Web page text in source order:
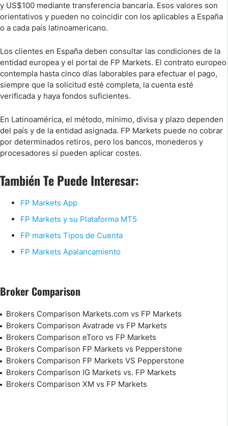
y US$100 mediante transferencia bancaria. Esos valores son
orientativos y pueden no coincidir con los aplicables a España
o a cada país latinoamericano.
Los clientes en España deben consultar las condiciones de la
entidad europea y el portal de FP Markets. El contrato europeo
contempla hasta cinco días laborables para efectuar el pago,
siempre que la solicitud esté completa, la cuenta esté
verificada y haya fondos suficientes.
En Latinoamérica, el método, mínimo, divisa y plazo dependen
del país y de la entidad asignada. FP Markets puede no cobrar
por determinados retiros, pero los bancos, monederos y
procesadores sí pueden aplicar costes.
También Te Puede Interesar:
FP Markets App
FP Markets y su Plataforma MT5
FP markets Tipos de Cuenta
FP Markets Apalancamiento
Broker Comparison
Brokers Comparison Markets.com vs FP Markets
Brokers Comparison Avatrade vs FP Markets
Brokers Comparison eToro vs FP Markets
Brokers Comparison FP Markets vs Pepperstone
Brokers Comparison FP Markets VS Pepperstone
Brokers Comparison IG Markets vs. FP Markets
Brokers Comparison XM vs FP Markets